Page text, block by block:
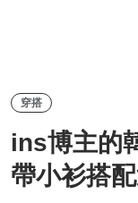
穿搭
ins博主的
帶小衫搭